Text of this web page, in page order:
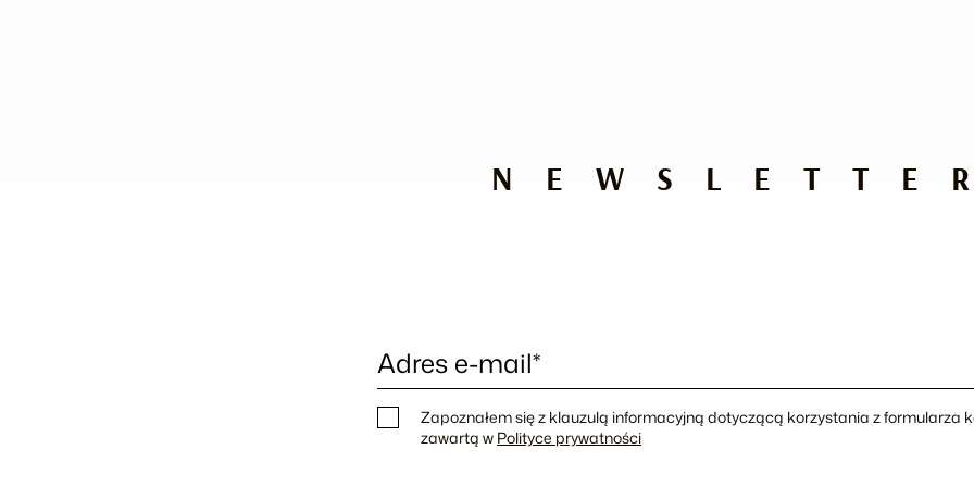
Adres e-mail*
Zapoznałem się z klauzulą informacyjną dotyczącą korzystania z formularza
zawartą w Polityce prywatności